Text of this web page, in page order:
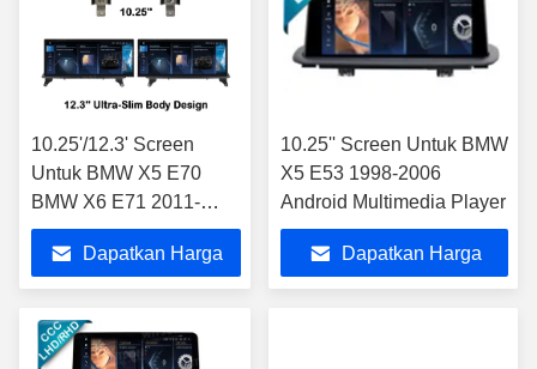
10.25'/12.3' Screen
Untuk BMW X5 E70
BMW X6 E71 2011-
2014 CIC Android
Multimedia Player
Dapatkan Harga
10.25'' Screen Untuk BMW
X5 E53 1998-2006
Android Multimedia Player
Dapatkan Harga